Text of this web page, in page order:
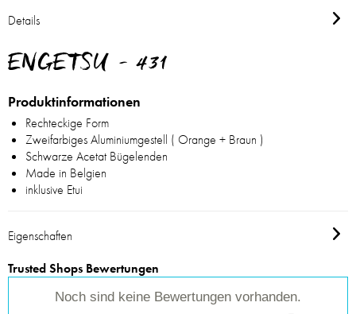
Details
ENGETSU - 431
Produktinformationen
Rechteckige Form
Zweifarbiges Aluminiumgestell ( Orange + Braun )
Schwarze Acetat Bügelenden
Made in Belgien
inklusive Etui
Eigenschaften
Trusted Shops Bewertungen
Noch sind keine Bewertungen vorhanden.